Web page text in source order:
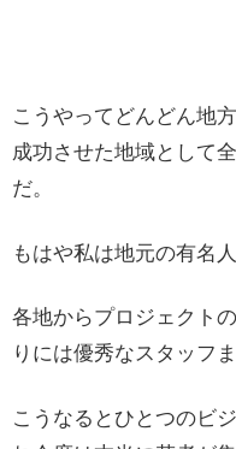
こうやってどんどん地
成功させた地域として
だ。
もはや私は地元の有名人
各地からプロジェクト
りには優秀なスタッフ
こうなるとひとつのビ